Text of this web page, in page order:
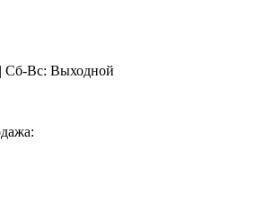
Сб-Вс: Выходной